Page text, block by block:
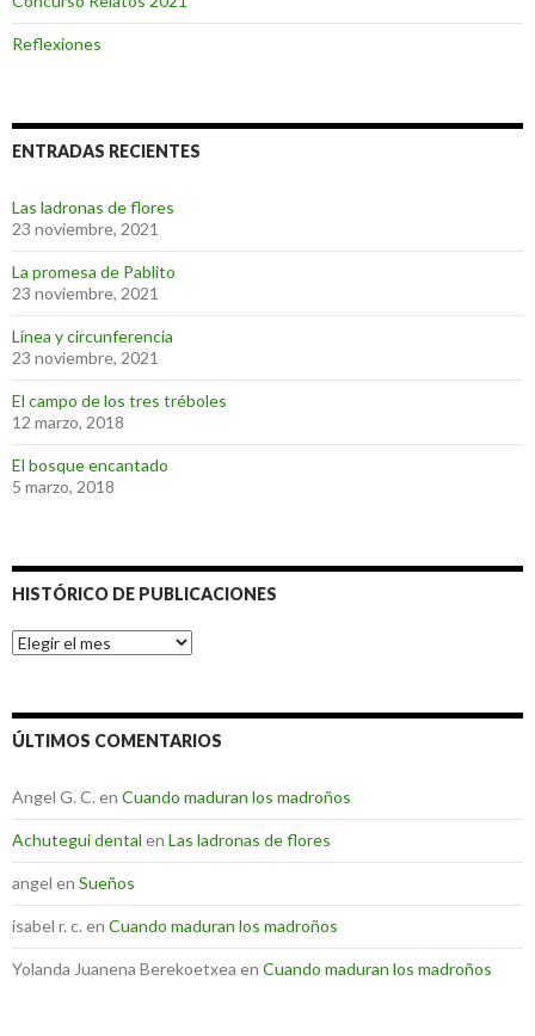
Reflexiones
ENTRADAS RECIENTES
Las ladronas de flores
23 noviembre, 2021
La promesa de Pablito
23 noviembre, 2021
Línea y circunferencia
23 noviembre, 2021
El campo de los tres tréboles
12 marzo, 2018
El bosque encantado
5 marzo, 2018
HISTÓRICO DE PUBLICACIONES
Histórico
de
ÚLTIMOS COMENTARIOS
Angel G. C. en Cuando maduran los madroños
Achutegui dental en Las ladronas de flores
angel en Sueños
isabel r. c. en Cuando maduran los madroños
Yolanda Juanena Berekoetxea en Cuando maduran los madroños